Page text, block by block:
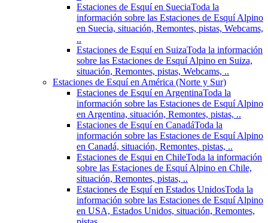
Estaciones de Esquí en SueciaToda la
información sobre las Estaciones de Esquí Alpino
en Suecia, situación, Remontes, pistas, Webcams,
..
Estaciones de Esquí en SuizaToda la información
sobre las Estaciones de Esquí Alpino en Suiza,
situación, Remontes, pistas, Webcams, ..
Estaciones de Esquí en América (Norte y Sur)
Estaciones de Esquí en ArgentinaToda la
información sobre las Estaciones de Esquí Alpino
en Argentina, situación, Remontes, pistas, ..
Estaciones de Esquí en CanadáToda la
información sobre las Estaciones de Esquí Alpino
en Canadá, situación, Remontes, pistas, ..
Estaciones de Esqui en ChileToda la información
sobre las Estaciones de Esquí Alpino en Chile,
situación, Remontes, pistas, ..
Estaciones de Esquí en Estados UnidosToda la
información sobre las Estaciones de Esquí Alpino
en USA, Estados Unidos, situación, Remontes,